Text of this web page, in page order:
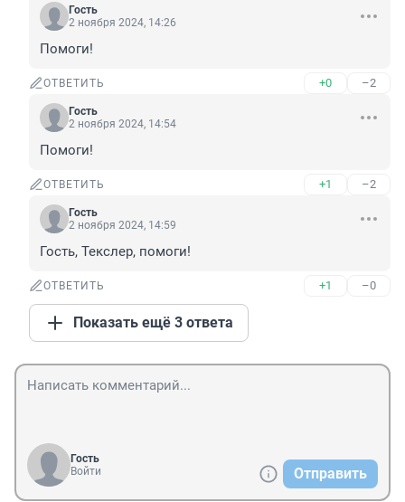
Гость
2 ноября 2024, 14:26
Помоги!
ОТВЕТИТЬ +0 –2
Гость
2 ноября 2024, 14:54
Помоги!
ОТВЕТИТЬ +1 –2
Гость
2 ноября 2024, 14:59
Гость, Текслер, помоги!
ОТВЕТИТЬ +1 –0
Показать ещё 3 ответа
Гость
Войти
Отправить